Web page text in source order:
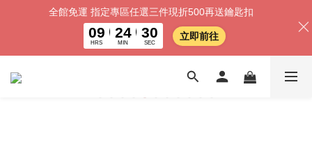
全館免運 指定專區任選三件現折500再送鑰匙扣
09
HRS
24
MIN
30
SEC
立即前往